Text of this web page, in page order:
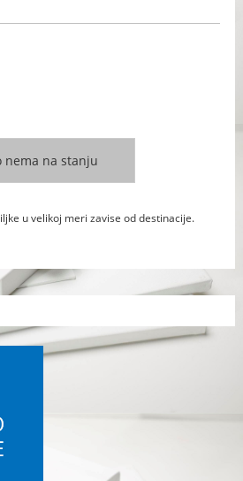
u velikoj meri zavise od destinacije.